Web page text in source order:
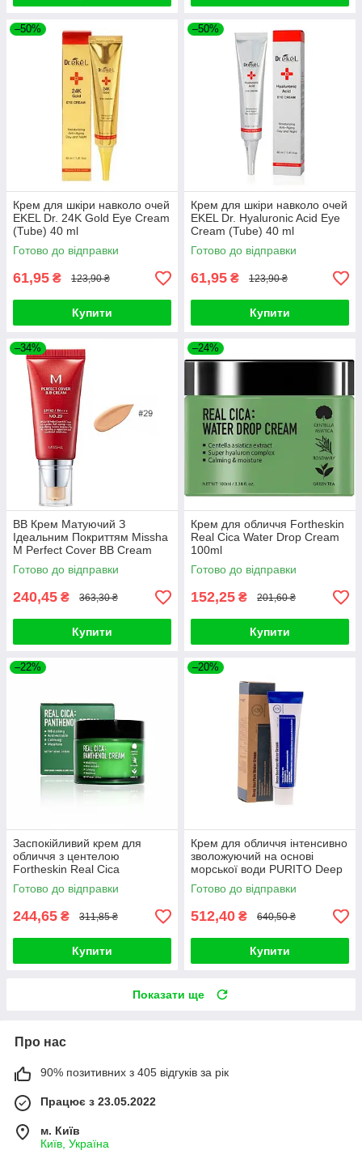
–50%
Крем для шкіри навколо очей
EKEL Dr. 24K Gold Eye Cream
(Tube) 40 ml
Готово до відправки
61,95 ₴ 123,90 ₴
Купити
–50%
Крем для шкіри навколо очей
EKEL Dr. Hyaluronic Acid Eye
Cream (Tube) 40 ml
Готово до відправки
61,95 ₴ 123,90 ₴
Купити
–34%
ВВ Крем Матуючий З
Ідеальним Покриттям Missha
M Perfect Cover BB Cream
SPF42 PA+++ (50ml, 29
відтінок - карамельний беж)
Готово до відправки
240,45 ₴ 363,30 ₴
Купити
–24%
Крем для обличчя Fortheskin
Real Cica Water Drop Cream
100ml
Готово до відправки
152,25 ₴ 201,60 ₴
Купити
–22%
Заспокійливий крем для
обличчя з центелою
Fortheskin Real Cica
Panthenol Cream 60ml
Готово до відправки
244,65 ₴ 311,85 ₴
Купити
–20%
Крем для обличчя інтенсивно
зволожуючий на основі
морської води PURITO Deep
Sea Pure Water Cream (#50g)
Готово до відправки
512,40 ₴ 640,50 ₴
Купити
Показати ще
Про нас
90% позитивних з 405 відгуків за рік
Працює з 23.05.2022
м. Київ
Київ, Україна